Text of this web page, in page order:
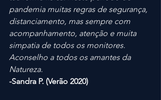
pandemia muitas regras de segurança,
distanciamento, mas sempre com
acompanhamento, atenção e muita
simpatia de todos os monitores.
Aconselho a todos os amantes da
Natureza.
-Sandra P. (Verão 2020)